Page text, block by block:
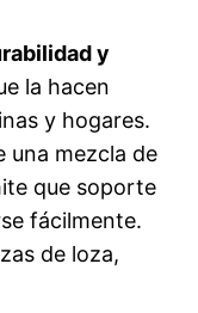
y
la hacen
y hogares.
una mezcla de
que soporte
fácilmente.
de loza,